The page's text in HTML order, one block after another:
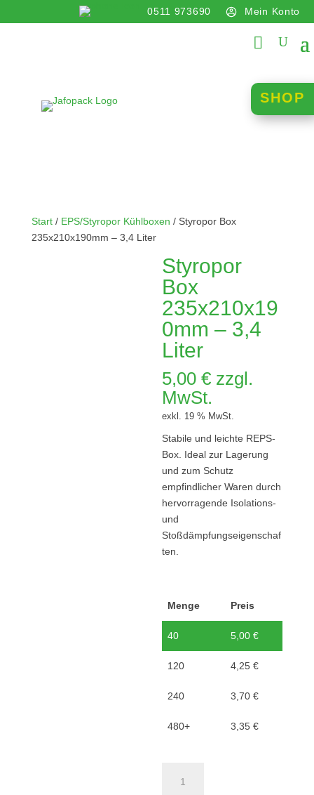
Mein Konto
0511 973690
info@jafopack.de
SHOP
Start/ EPS/Styropor Kühlboxen / Styropor Box
235x210x190mm – 3,4 Liter
Styropor
Box
235x210x19
0mm – 3,4
Liter
5,00€ zzgl.
MwSt.
exkl. 19 % MwSt.
Stabile und leichte REPS-
Box. Ideal zur Lagerung
und zum Schutz
empfindlicher Waren durch
hervorragende Isolations-
und
Stoßdämpfungseigenschaf
ten.
Menge Preis
40 5,00€
120 4,25€
240 3,70€
480+ 3,35€